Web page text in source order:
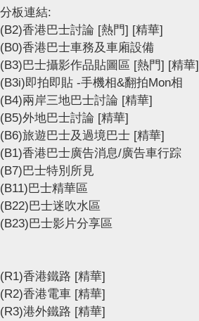
分板連結:
(B2)香港巴士討論 [熱門] [精華]
(B0)香港巴士車務及車廂設備
(B3)巴士攝影作品貼圖區 [熱門] [精華]
(B3i)即拍即貼 -手機相&翻拍Mon相
(B4)兩岸三地巴士討論 [精華]
(B5)外地巴士討論 [精華]
(B6)旅遊巴士及過境巴士 [精華]
(B1)香港巴士廣告消息/廣告車行踪
(B7)巴士特別所見
(B11)巴士精華區
(B22)巴士迷吹水區
(B23)巴士影片分享區
(R1)香港鐵路 [精華]
(R2)香港電車 [精華]
(R3)港外鐵路 [精華]